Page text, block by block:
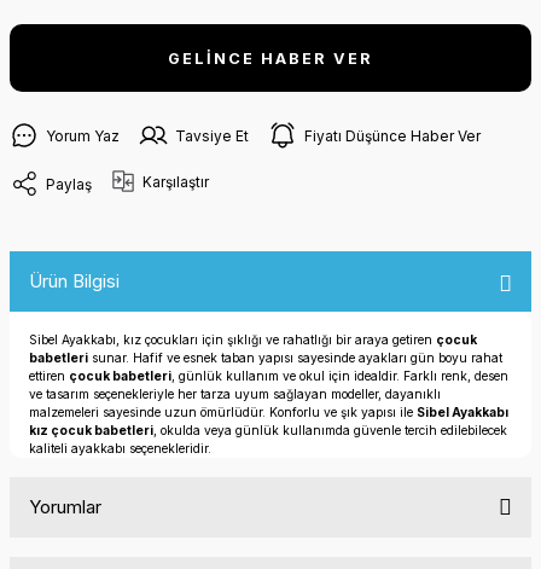
GELİNCE HABER VER
Yorum Yaz Tavsiye Et Fiyatı Düşünce Haber Ver
Paylaş Karşılaştır
Ürün Bilgisi
Sibel Ayakkabı, kız çocukları için şıklığı ve rahatlığı bir araya getiren çocuk
babetleri sunar. Hafif ve esnek taban yapısı sayesinde ayakları gün boyu rahat
ettiren çocuk babetleri , günlük kullanım ve okul için idealdir. Farklı renk, desen
ve tasarım seçenekleriyle her tarza uyum sağlayan modeller, dayanıklı
malzemeleri sayesinde uzun ömürlüdür. Konforlu ve şık yapısı ile Sibel Ayakkabı
kız çocuk babetleri , okulda veya günlük kullanımda güvenle tercih edilebilecek
kaliteli ayakkabı seçenekleridir.
Yorumlar